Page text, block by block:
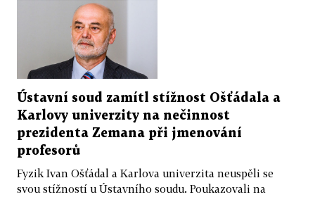
Ústavní soud zamítl stížnost Ošťádala a
Karlovy univerzity na nečinnost
prezidenta Zemana při jmenování
profesorů
Fyzik Ivan Ošťádal a Karlova univerzita neuspěli se
svou stížností u Ústavního soudu. Poukazovali na